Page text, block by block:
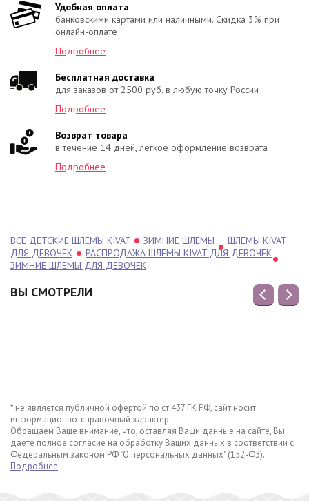
Удобная оплата
банковскими картами или наличными. Скидка 3% при
онлайн-оплате
Подробнее
Бесплатная доставка
для заказов от 2500 руб. в любую точку России
Подробнее
Возврат товара
в течение 14 дней, легкое оформление возврата
Подробнее
ВСЕ ДЕТСКИЕ ШЛЕМЫ KIVAT ЗИМНИЕ ШЛЕМЫ
ШЛЕМЫ KIVAT
ДЛЯ ДЕВОЧЕК
РАСПРОДАЖА ШЛЕМЫ KIVAT ДЛЯ ДЕВОЧЕК
ЗИМНИЕ ШЛЕМЫ ДЛЯ ДЕВОЧЕК
ВЫ СМОТРЕЛИ
* не является публичной офертой по ст.437 ГК РФ, сайт носит
информационно-справочный характер.
Обращаем Ваше внимание, что, оставляя Ваши данные на сайте, Вы
даете полное согласие на обработку Ваших данных в соответствии с
Федеральным законом РФ "О персональных данных" (152-ФЗ).
Подробнее